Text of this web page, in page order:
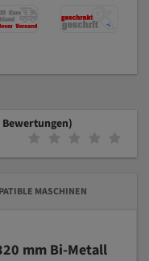
Bewertungen)
MASCHINEN
mm Bi-Metall